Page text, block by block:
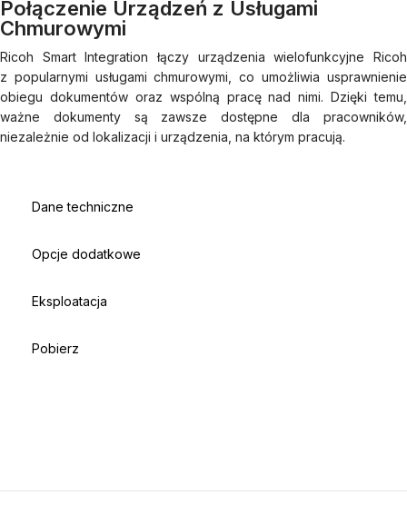
Dane techniczne
Opcje dodatkowe
Eksploatacja
Pobierz
Połączenie Urządzeń z Usługami
Chmurowymi
Ricoh Smart Integration łączy urządzenia wielofunkcyjne Ricoh
z popularnymi usługami chmurowymi, co umożliwia usprawnienie
obiegu dokumentów oraz wspólną pracę nad nimi. Dzięki temu,
ważne dokumenty są zawsze dostępne dla pracowników,
niezależnie od lokalizacji i urządzenia, na którym pracują.